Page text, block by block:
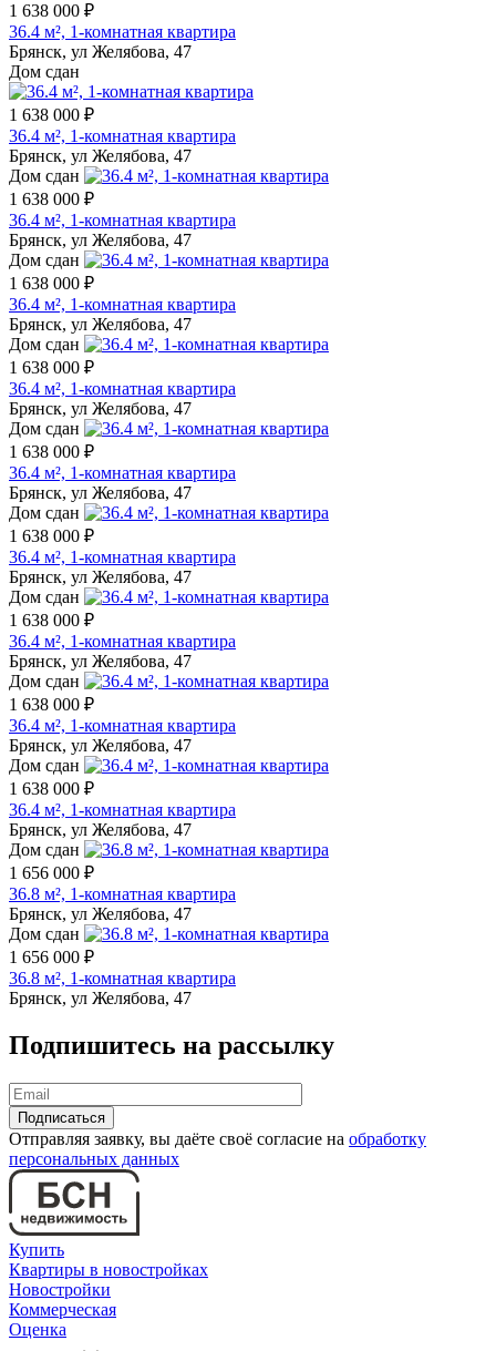
1 638 000 ₽
36.4 м², 1-комнатная квартира
Брянск, ул Желябова, 47
Дом сдан
1 638 000 ₽
36.4 м², 1-комнатная квартира
Брянск, ул Желябова, 47
Дом сдан
1 638 000 ₽
36.4 м², 1-комнатная квартира
Брянск, ул Желябова, 47
Дом сдан
1 638 000 ₽
36.4 м², 1-комнатная квартира
Брянск, ул Желябова, 47
Дом сдан
1 638 000 ₽
36.4 м², 1-комнатная квартира
Брянск, ул Желябова, 47
Дом сдан
1 638 000 ₽
36.4 м², 1-комнатная квартира
Брянск, ул Желябова, 47
Дом сдан
1 638 000 ₽
36.4 м², 1-комнатная квартира
Брянск, ул Желябова, 47
Дом сдан
1 638 000 ₽
36.4 м², 1-комнатная квартира
Брянск, ул Желябова, 47
Дом сдан
1 638 000 ₽
36.4 м², 1-комнатная квартира
Брянск, ул Желябова, 47
Дом сдан
1 638 000 ₽
36.4 м², 1-комнатная квартира
Брянск, ул Желябова, 47
Дом сдан
1 656 000 ₽
36.8 м², 1-комнатная квартира
Брянск, ул Желябова, 47
Дом сдан
1 656 000 ₽
36.8 м², 1-комнатная квартира
Брянск, ул Желябова, 47
Подпишитесь на рассылку
Отправляя заявку, вы даёте своё согласие на обработку
персональных данных
Купить
Квартиры в новостройках
Новостройки
Коммерческая
Оценка